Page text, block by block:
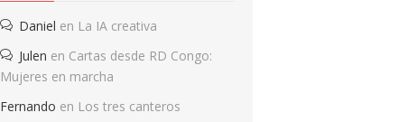
Daniel en La IA creativa
Julen en Cartas desde RD Congo:
Mujeres en marcha
Fernando en Los tres canteros